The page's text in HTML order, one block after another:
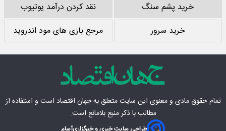
خرید پشم سنگ
نقد کردن درآمد یوتیوب
خرید سرور
مرجع بازی های مود اندروید
تمام حقوق مادی‌ و معنوی این سایت متعلق بهجهان اقتصاد است و استفاده از
مطالب با ذکر منبع بلامانع است.